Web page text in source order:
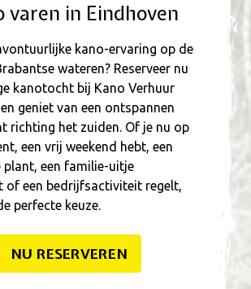
varen in Eindhoven
kano-ervaring op de
wateren? Reserveer nu
kanotocht bij Kano Verhuur
geniet van een ontspannen
richting het zuiden. Of je nu op
een vrij weekend hebt, een
een familie-uitje
of een bedrijfsactiviteit regelt,
perfecte keuze.
NU RESERVEREN